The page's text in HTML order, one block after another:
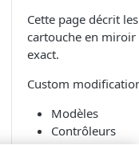
Cette page décrit
cartouche en
exact.
Custom
Modèles
Contrôleurs